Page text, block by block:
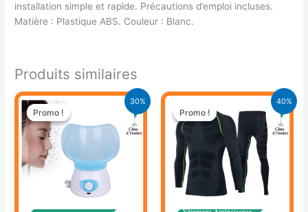
installation simple et rapide. Précautions d’emploi incluses.
Matière : Plastique ABS. Couleur : Blanc.
Produits similaires
30%
Promo !
Promo !
Le
prix
initial
était :
Le
prix
actuel
est :
10.500 CFA.
40%
Promo !
Promo !
Le
prix
initial
était :
21.000 CFA.
Le
actuel
est :
12.500 CFA.